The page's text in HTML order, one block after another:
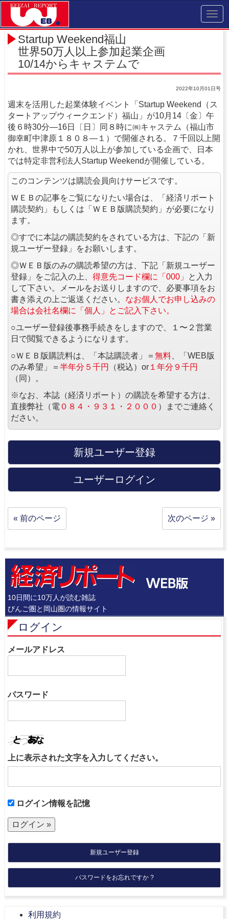
Startup Weekend福山
世界50万人以上参加起業企画
10/14からキャステムで
2022年10月01日号
週末を活用した起業体験イベント「Startup Weekend（ス
タートアップウィークエンド）福山」が10月14〔金〕午
後６時30分―16日〔日〕同８時に㈱キャステム（福山市
御幸町中津原１８０８―１）で開催される。７千回以上開
かれ、世界中で50万人以上が参加している企画で、日本
では特定非営利法人Startup Weekendが開催している。
このコンテンツは購読会員向けサービスです。
ＷＥＢの記事をご覧になりたい場合は、「経済リポート
購読契約」もしくは「ＷＥＢ版購読契約」が必要になり
ます。
◎すでに本誌の購読契約をされている方は、下記の「新
規ユーザー登録」をお願いします。
◎ＷＥＢ版のみの購読希望の方は、下記「新規ユーザー
登録」をご記入の上、 得意先コード欄に「000」
と入力
して下さい。メールをお送りしますので、必要事項をお
書き添えの上ご返送ください。 なお個人でお申し込みの
場合は会社名欄に「個人」とご記入下さい。
○ユーザー登録後事務手続きをしますので、１〜２営業
日で閲覧できるようになります。
○ＷＥＢ版購読料は、「本誌購読者」＝ 無料 、「WEB版
のみ希望」＝ 半年分５千円 （税込）or １年分９千円
（同）。
※なお、本誌（経済リポート）の購読を希望する方は、
直接弊社（電 ０８４・９３１・２０００ ）までご連絡く
ださい。
新規ユーザー登録
ユーザーログイン
« 前のページ 次のページ »
10日間に10万人が読む雑誌
びんご圏と岡山圏の情報サイト
ログイン
メールアドレス
パスワード
上に表示された文字を入力してください。
ログイン情報を記憶
新規ユーザー登録
パスワードをお忘れですか ?
利用規約